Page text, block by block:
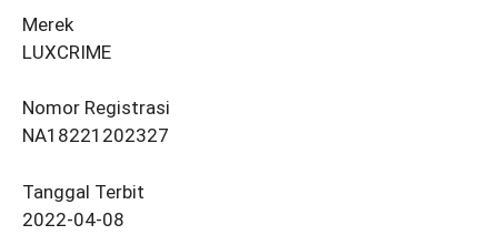
Merek
LUXCRIME
Nomor Registrasi
NA18221202327
Tanggal Terbit
2022-04-08